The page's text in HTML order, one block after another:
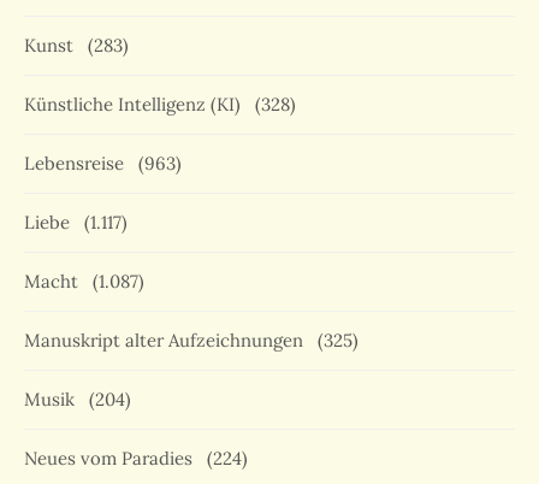
Kunst (283)
Künstliche Intelligenz (KI) (328)
Lebensreise (963)
Liebe (1.117)
Macht (1.087)
Manuskript alter Aufzeichnungen (325)
Musik (204)
Neues vom Paradies (224)